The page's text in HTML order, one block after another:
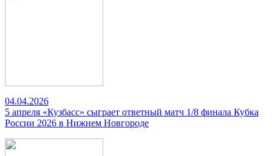
04.04.2026
5 апреля «Кузбасс» сыграет ответный матч 1/8 финала Кубка
России 2026 в Нижнем Новгороде